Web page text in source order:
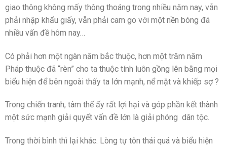
giao thông không mấy thông thoáng trong nhiều năm nay, vẫn
phải nhập khẩu giấy, vẫn phải cam go với một nền bóng đá
nhiều vấn đề hôm nay…
Có phải hơn một ngàn năm bắc thuộc, hơn một trăm năm
Pháp thuộc đã “rèn” cho ta thuộc tính luôn gồng lên bằng mọi
biểu hiện để bên ngoài thấy ta lớn mạnh, nể mặt và khiếp sợ ?
Trong chiến tranh, tâm thế ấy rất lợi hại và góp phần kết thành
một sức mạnh giải quyết vấn đề lớn là giải phóng dân tộc.
Trong thời bình thì lại khác. Lòng tự tôn thái quá và biểu hiện